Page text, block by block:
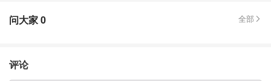
问大家0 全部
评论